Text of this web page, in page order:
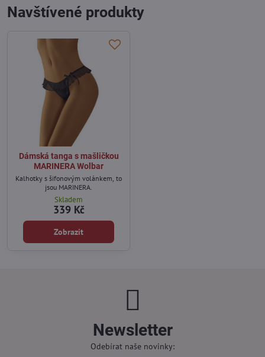
Navštívené produkty
Dámská tanga s mašličkou
MARINERA Wolbar
Kalhotky s šifonovým volánkem, to
jsou MARINERA.
Skladem
339 Kč
Zobrazit
Newsletter
Odebírat naše novinky: